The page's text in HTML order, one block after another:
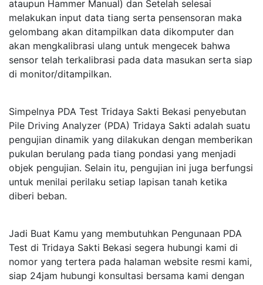
ataupun Hammer Manual) dan Setelah selesai
melakukan input data tiang serta pensensoran maka
gelombang akan ditampilkan data dikomputer dan
akan mengkalibrasi ulang untuk mengecek bahwa
sensor telah terkalibrasi pada data masukan serta siap
di monitor/ditampilkan.
Simpelnya PDA Test Tridaya Sakti Bekasi penyebutan
Pile Driving Analyzer (PDA) Tridaya Sakti adalah suatu
pengujian dinamik yang dilakukan dengan memberikan
pukulan berulang pada tiang pondasi yang menjadi
objek pengujian. Selain itu, pengujian ini juga berfungsi
untuk menilai perilaku setiap lapisan tanah ketika
diberi beban.
Jadi Buat Kamu yang membutuhkan Pengunaan PDA
Test di Tridaya Sakti Bekasi segera hubungi kami di
nomor yang tertera pada halaman website resmi kami,
siap 24jam hubungi konsultasi bersama kami dengan